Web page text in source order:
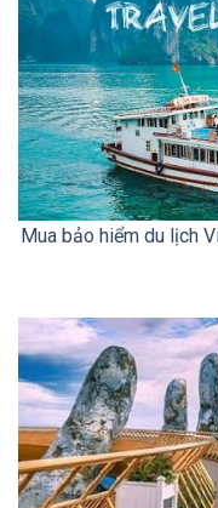
Mua bảo hiểm du lịch